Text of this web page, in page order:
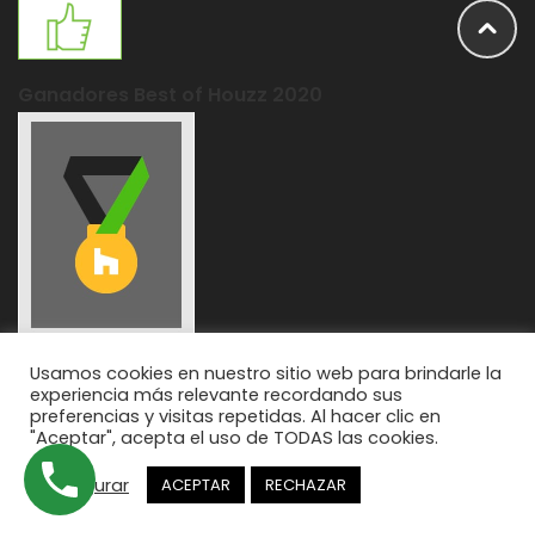
Aviso legal|Política de Privacidad|Política de Cookies
de Pago
© 2021 Muebles Aparicio. Desarrollada por
Usamos cookies en nuestro sitio web para brindarle la
experiencia más relevante recordando sus
preferencias y visitas repetidas. Al hacer clic en
"Aceptar", acepta el uso de TODAS las cookies.
Configurar
ACEPTAR RECHAZAR